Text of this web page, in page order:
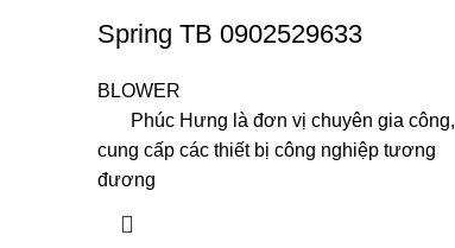
Spring TB 0902529633
BLOWER
Phúc Hưng là đơn vị chuyên gia công,
cung cấp các thiết bị công nghiệp tương
đương